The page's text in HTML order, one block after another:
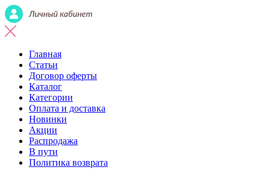
Главная
Статьи
Договор оферты
Каталог
Категории
Оплата и доставка
Новинки
Акции
Распродажа
В пути
Политика возврата